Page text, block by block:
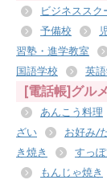
ビジネススク
予備校
習塾・進学教室
国語学校
英
[電話帳]グルメ
あんこう料理
ざい
お好み/
き焼き
すっ
もんじゃ焼き